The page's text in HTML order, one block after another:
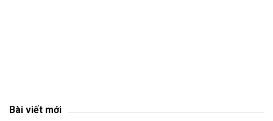
Bài viết mới